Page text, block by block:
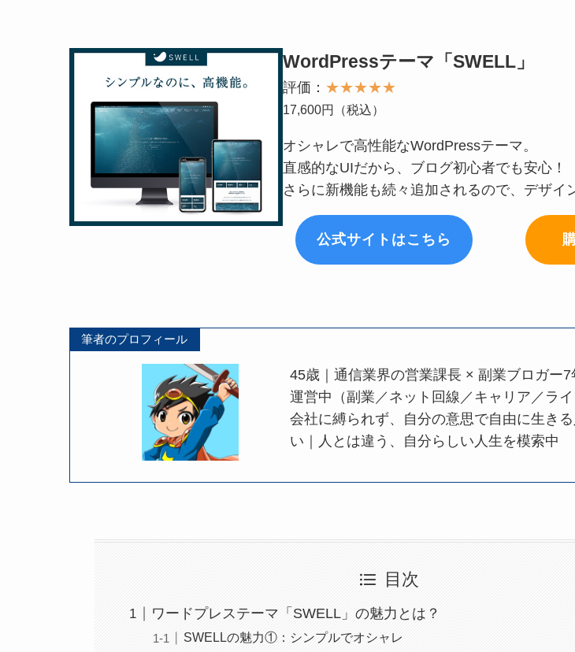
WordPressテーマ「SWELL」
評価： ★★★★★
17,600円（税込）
オシャレで高性能なWordPressテーマ。
直感的なUIだから、ブログ初心者でも安心！
さらに新機能も続々追加されるので、デザイ
公式サイトはこちら
筆者のプロフィール
45歳｜通信業界の営業課長 × 副業ブロガー
運営中（副業／ネット回線／キャリア／ライ
会社に縛られず、自分の意思で自由に生き
い｜人とは違う、自分らしい人生を模索中
目次
ワードプレステーマ「SWELL」の魅力とは？
SWELLの魅力①：シンプルでオシャレ